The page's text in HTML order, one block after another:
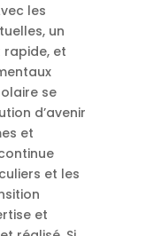
les
un
rapide, et
se
d’avenir
et
et les
et